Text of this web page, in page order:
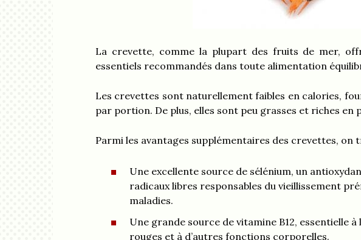
La crevette, comme la plupart des fruits de mer,
essentiels recommandés dans toute alimentation
Les crevettes sont naturellement faibles en calories,
par portion. De plus, elles sont peu grasses et riches en
Parmi les avantages supplémentaires des crevettes, on
Une excellente source de sélénium, un
radicaux libres responsables du vieillissement
maladies.
Une grande source de vitamine B12, essentielle
rouges et à d’autres fonctions corporelles.